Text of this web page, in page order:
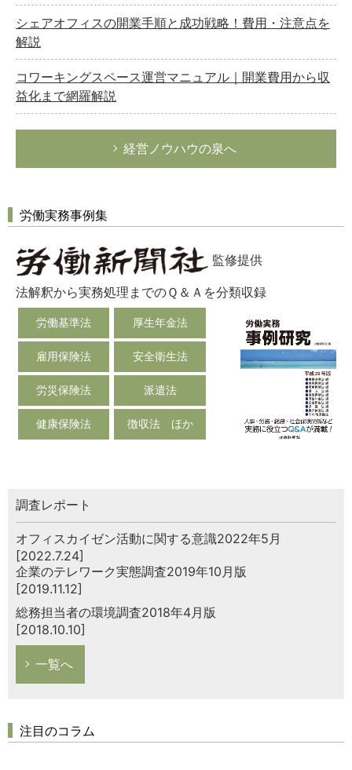
シェアオフィスの開業手順と成功戦略！費用・注意点を
解説
コワーキングスペース運営マニュアル｜開業費用から収
益化まで網羅解説
経営ノウハウの泉へ
労働実務事例集
監修提供
法解釈から実務処理までのＱ＆Ａを分類収録
労働基準法 厚生年金法
雇用保険法 安全衛生法
労災保険法 派遣法
健康保険法 徴収法 ほか
調査レポート
オフィスカイゼン活動に関する意識2022年5月
[2022.7.24]
企業のテレワーク実態調査2019年10月版
[2019.11.12]
総務担当者の環境調査2018年4月版
[2018.10.10]
一覧へ
注目のコラム